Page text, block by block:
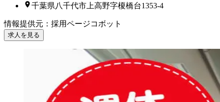
千葉県八千代市上高野字榎橋台1353-4
情報提供元 ： 採用ページコボット
求人を見る